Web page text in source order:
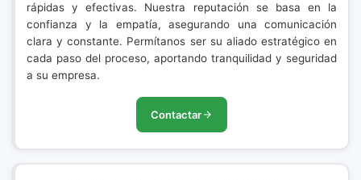
rápidas y efectivas. Nuestra reputación se basa en la
confianza y la empatía, asegurando una comunicación
clara y constante. Permítanos ser su aliado estratégico en
cada paso del proceso, aportando tranquilidad y seguridad
a su empresa.
Contactar